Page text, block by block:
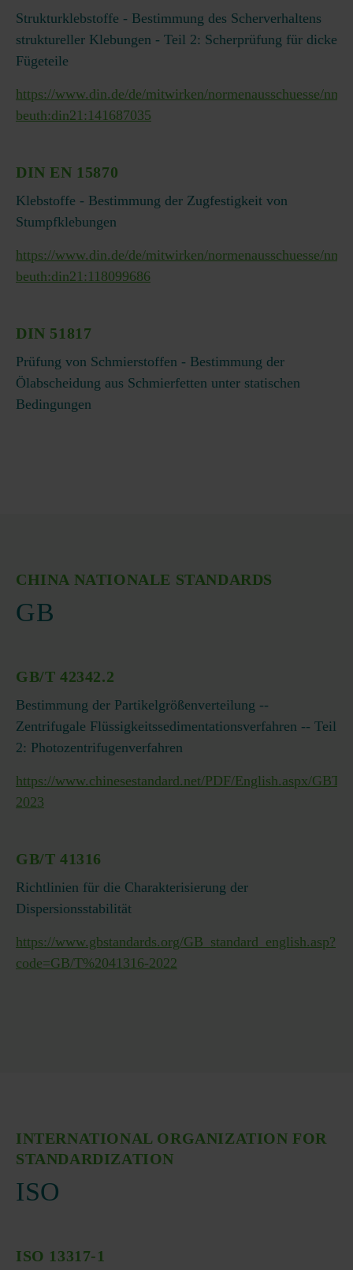
Strukturklebstoffe - Bestimmung des Scherverhaltens
struktureller Klebungen - Teil 2: Scherprüfung für dicke
Fügeteile
https://www.din.de/de/mitwirken/normenausschuesse/
beuth:din21:141687035
DIN EN 15870
Klebstoffe - Bestimmung der Zugfestigkeit von
Stumpfklebungen
https://www.din.de/de/mitwirken/normenausschuesse/
beuth:din21:118099686
DIN 51817
Prüfung von Schmierstoffen - Bestimmung der
Ölabscheidung aus Schmierfetten unter statischen
Bedingungen
CHINA NATIONALE STANDARDS
GB
GB/T 42342.2
Bestimmung der Partikelgrößenverteilung --
Zentrifugale Flüssigkeitssedimentationsverfahren -- Teil
2: Photozentrifugenverfahren
https://www.chinesestandard.net/PDF/English.aspx/
2023
GB/T 41316
Richtlinien für die Charakterisierung der
Dispersionsstabilität
https://www.gbstandards.org/GB_standard_english.asp?
code=GB/T%2041316-2022
INTERNATIONAL ORGANIZATION FOR
STANDARDIZATION
ISO
ISO 13317-1